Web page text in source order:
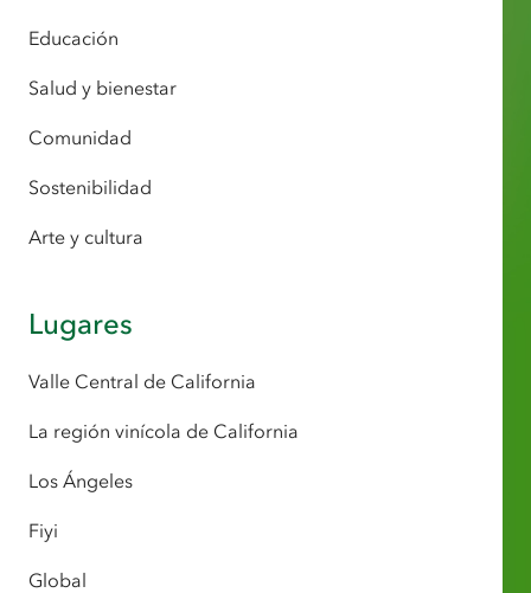
Educación
Salud y bienestar
Comunidad
Sostenibilidad
Arte y cultura
Lugares
Valle Central de California
La región vinícola de California
Los Ángeles
Fiyi
Global